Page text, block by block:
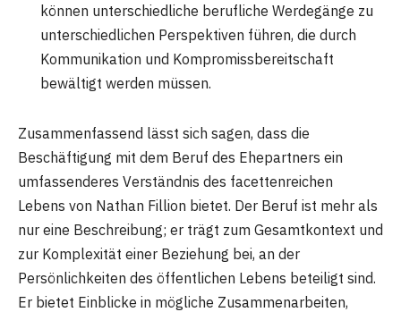
können unterschiedliche berufliche Werdegänge zu
unterschiedlichen Perspektiven führen, die durch
Kommunikation und Kompromissbereitschaft
bewältigt werden müssen.
Zusammenfassend lässt sich sagen, dass die
Beschäftigung mit dem Beruf des Ehepartners ein
umfassenderes Verständnis des facettenreichen
Lebens von Nathan Fillion bietet. Der Beruf ist mehr als
nur eine Beschreibung; er trägt zum Gesamtkontext und
zur Komplexität einer Beziehung bei, an der
Persönlichkeiten des öffentlichen Lebens beteiligt sind.
Er bietet Einblicke in mögliche Zusammenarbeiten,